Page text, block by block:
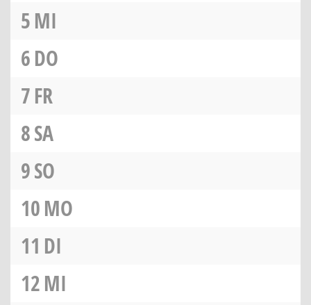
5MI
6DO
7FR
8SA
9SO
10MO
11 DI
12MI